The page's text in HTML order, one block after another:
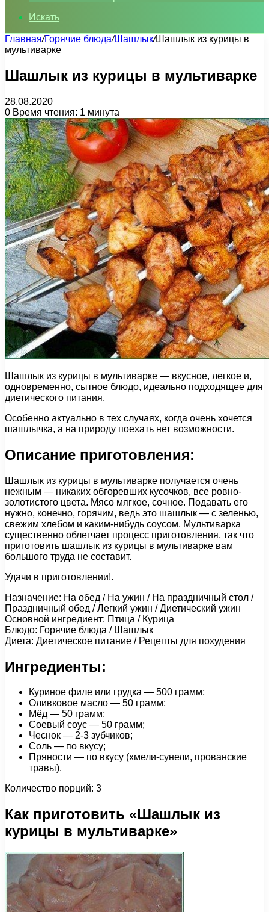
Искать
Главная/Горячие блюда/Шашлык/Шашлык из курицы в
мультиварке
Шашлык из курицы в мультиварке
28.08.2020
0 Время чтения: 1 минута
Шашлык из курицы в мультиварке — вкусное, легкое и,
одновременно, сытное блюдо, идеально подходящее для
диетического питания.
Особенно актуально в тех случаях, когда очень хочется
шашлычка, а на природу поехать нет возможности.
Описание приготовления:
Шашлык из курицы в мультиварке получается очень
нежным — никаких обгоревших кусочков, все ровно-
золотистого цвета. Мясо мягкое, сочное. Подавать его
нужно, конечно, горячим, ведь это шашлык — с зеленью,
свежим хлебом и каким-нибудь соусом. Мультиварка
существенно облегчает процесс приготовления, так что
приготовить шашлык из курицы в мультиварке вам
большого труда не составит.
Удачи в приготовлении!.
Назначение: На обед / На ужин / На праздничный стол /
Праздничный обед / Легкий ужин / Диетический ужин
Основной ингредиент: Птица / Курица
Блюдо: Горячие блюда / Шашлык
Диета: Диетическое питание / Рецепты для похудения
Ингредиенты:
Куриное филе или грудка — 500 грамм;
Оливковое масло — 50 грамм;
Мёд — 50 грамм;
Соевый соус — 50 грамм;
Чеснок — 2-3 зубчиков;
Соль — по вкусу;
Пряности — по вкусу (хмели-сунели, прованские
травы).
Количество порций: 3
Как приготовить «Шашлык из
курицы в мультиварке»